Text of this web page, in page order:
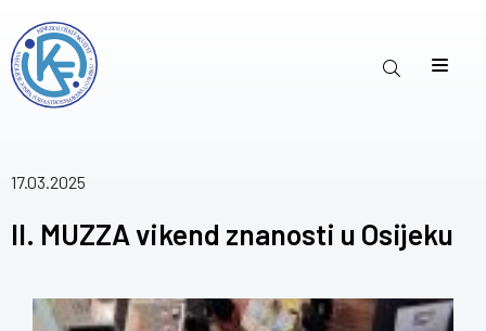
17.03.2025
II. MUZZA vikend znanosti u Osijeku